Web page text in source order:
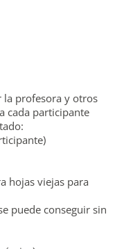
la profesora y otros
cada participante
hojas viejas para
puede conseguir sin